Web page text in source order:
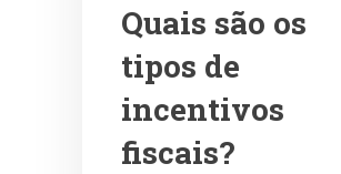
Quais são os
tipos de
incentivos
fiscais?